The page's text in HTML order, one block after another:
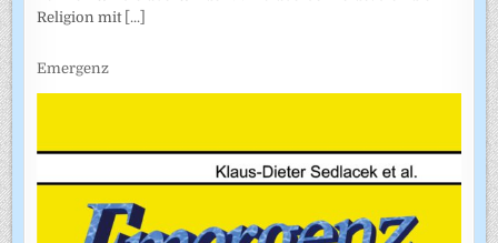
Religion mit [...]
Emergenz